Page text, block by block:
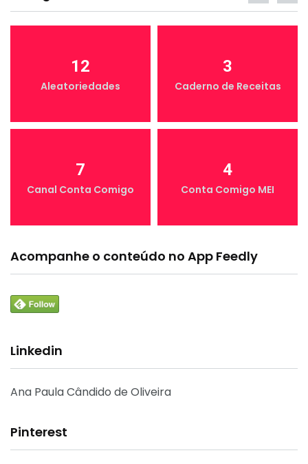
12
Aleatoriedades
3
Caderno de Receitas
7
Canal Conta Comigo
4
Conta Comigo MEI
Acompanhe o conteúdo no App Feedly
Linkedin
Ana Paula Cândido de Oliveira
Pinterest